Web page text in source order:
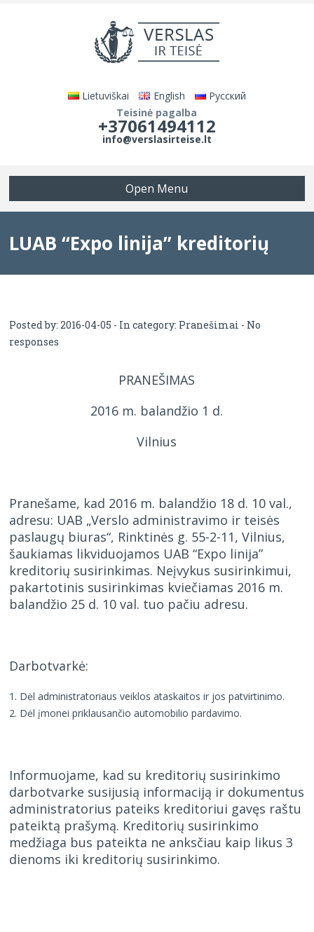
Lietuviškai English
Русский
Teisinė pagalba
+37061494112
info@verslasirteise.lt
Open Menu
LUAB “Expo linija” kreditorių
Posted by: 2016-04-05 - In category: Pranešimai - No
responses
PRANEŠIMAS
2016 m. balandžio 1 d.
Vilnius
Pranešame, kad 2016 m. balandžio 18 d. 10 val.,
adresu: UAB „Verslo administravimo ir teisės
paslaugų biuras“, Rinktinės g. 55-2-11, Vilnius,
šaukiamas likviduojamos UAB “Expo linija”
kreditorių susirinkimas. Neįvykus susirinkimui,
pakartotinis susirinkimas kviečiamas 2016 m.
balandžio 25 d. 10 val. tuo pačiu adresu.
Darbotvarkė:
Dėl administratoriaus veiklos ataskaitos ir jos patvirtinimo.
Dėl įmonei priklausančio automobilio pardavimo.
Informuojame, kad su kreditorių susirinkimo
darbotvarke susijusią informaciją ir dokumentus
administratorius pateiks kreditoriui gavęs raštu
pateiktą prašymą. Kreditorių susirinkimo
medžiaga bus pateikta ne anksčiau kaip likus 3
dienoms iki kreditorių susirinkimo.